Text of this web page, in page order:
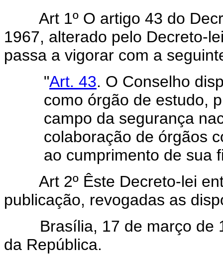
Art 1º O artigo 43 do
1967, alterado pelo Decreto-
passa a vigorar com a
"Art. 43. O Conselho
como órgão de estudo,
campo da segurança
colaboração de órgãos
ao cumprimento de sua
Art 2º Êste Decreto-lei
publicação, revogadas as
Brasília, 17 de março de
da República.